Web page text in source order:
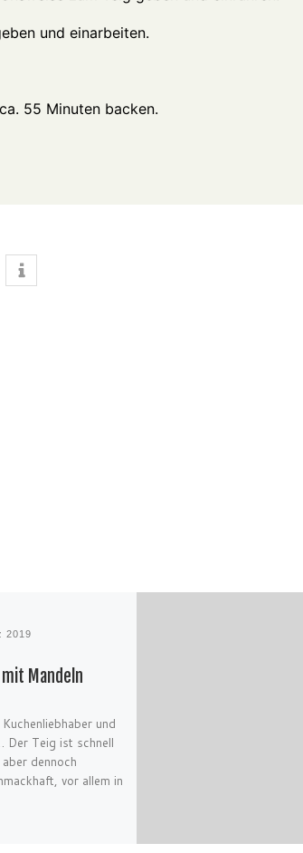
und einarbeiten.
55 Minuten backen.
2019
Mandeln
und
Der Teig ist schnell
dennoch
vor allem in